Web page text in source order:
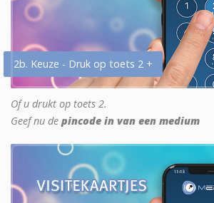
2b. Keuze - Druk op toets 2 +
Of u drukt op toets 2.
Geef nu de pincode in van een medium